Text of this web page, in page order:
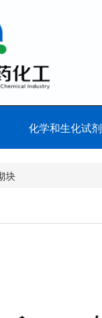
化学和生化试剂
块